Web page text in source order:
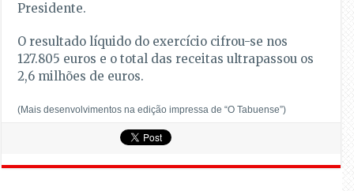
Presidente.
O resultado líquido do exercício cifrou-se nos
127.805 euros e o total das receitas ultrapassou os
2,6 milhões de euros.
(Mais desenvolvimentos na edição impressa de “O Tabuense”)